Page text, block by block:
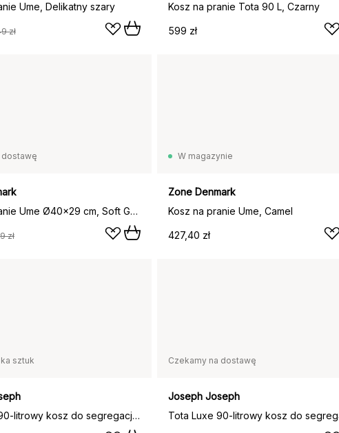
Ume, Delikatny szary
zł
Kosz na pranie Tota 90 L, Czarny
599 zł
dostawę
Kosz na pranie Ume Ø40x29 cm, Soft Grey
zł
W magazynie
Zone Denmark
Kosz na pranie Ume, Camel
427,40 zł
sztuk
Tota Luxe 90-litrowy kosz do segregacji prania, Black
Czekamy na dostawę
Joseph Joseph